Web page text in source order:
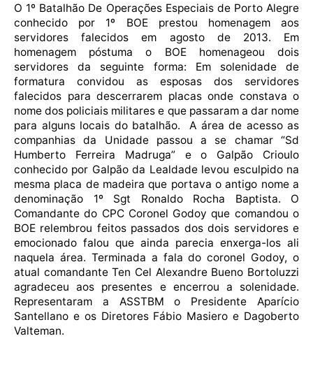
O 1º Batalhão De Operações Especiais de Porto Alegre
conhecido por 1º BOE prestou homenagem aos
servidores falecidos em agosto de 2013. Em
homenagem póstuma o BOE homenageou dois
servidores da seguinte forma: Em solenidade de
formatura convidou as esposas dos servidores
falecidos para descerrarem placas onde constava o
nome dos policiais militares e que passaram a dar nome
para alguns locais do batalhão. A área de acesso as
companhias da Unidade passou a se chamar “Sd
Humberto Ferreira Madruga” e o Galpão Crioulo
conhecido por Galpão da Lealdade levou esculpido na
mesma placa de madeira que portava o antigo nome a
denominação 1º Sgt Ronaldo Rocha Baptista. O
Comandante do CPC Coronel Godoy que comandou o
BOE relembrou feitos passados dos dois servidores e
emocionado falou que ainda parecia enxerga-los ali
naquela área. Terminada a fala do coronel Godoy, o
atual comandante Ten Cel Alexandre Bueno Bortoluzzi
agradeceu aos presentes e encerrou a solenidade.
Representaram a ASSTBM o Presidente Aparício
Santellano e os Diretores Fábio Masiero e Dagoberto
Valteman.